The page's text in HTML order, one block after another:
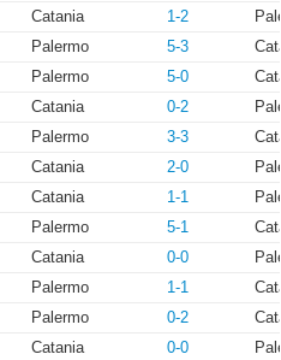
Catania 1-2
Palermo 5-3
Palermo 5-0
Catania 0-2
Palermo 3-3
Catania 2-0
Catania 1-1
Palermo 5-1
Catania 0-0
Palermo 1-1
Palermo 0-2
Catania 0-0